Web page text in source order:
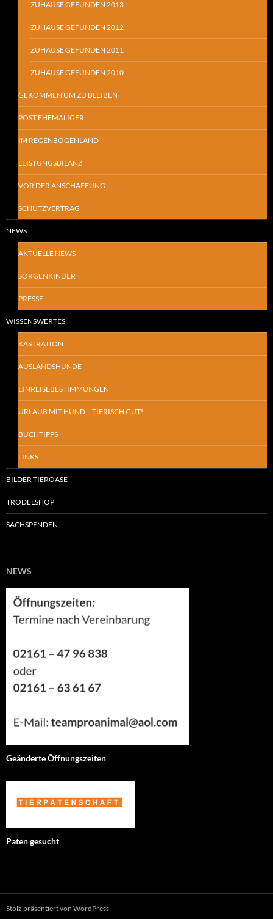
ZUHAUSE GEFUNDEN 2013
ZUHAUSE GEFUNDEN 2012
ZUHAUSE GEFUNDEN 2011
ZUHAUSE GEFUNDEN 2010
GEKOMMEN UM ZU BLEIBEN
POST EHEMALIGER
IM REGENBOGENLAND
LEISTUNGSBILANZ
VOR DER ANSCHAFFUNG
SCHUTZVERTRAG
NEWS
AKTUELLE NEWS
SORGENKINDER
PRESSE
WISSENSWERTES
KASTRATION
AUSLANDSHUNDE
EINREISEBESTIMMUNGEN
URLAUB MIT HUND – TIERISCH GUT!
BUCHTIPPS
LINKS
BILDER TIEROASE
TRÖDELSHOP
SACHSPENDEN
NEWS
Geänderte Öffnungszeiten
Paten gesucht
Stolz präsentiert von WordPress